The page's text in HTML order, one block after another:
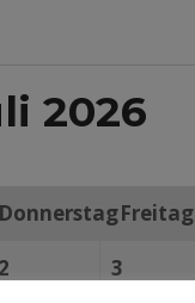
2026
DonnerstagFreitag
2 3